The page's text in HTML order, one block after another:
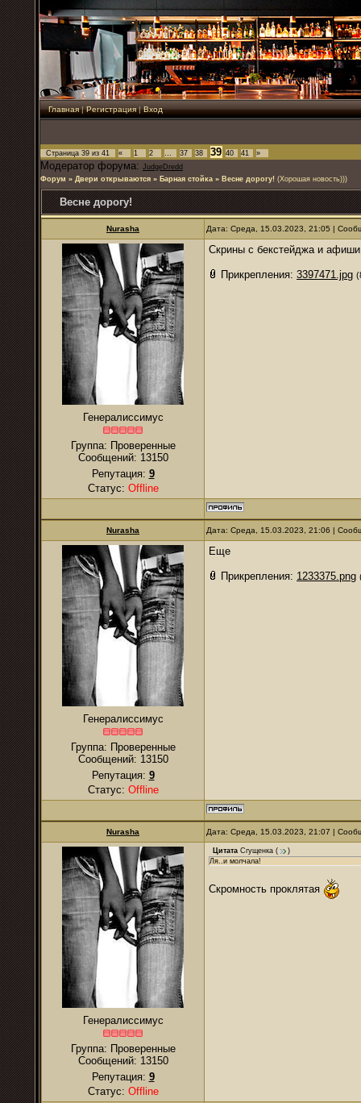
Главная|Регистрация|Вход
Страница 39 из 41 « 1 2 … 37 38 39 40 41 »
Модератор форума: JudgeDredd
Форум » Двери открываются » Барная стойка » Весне дорогу! (Хорошая новость)))
Весне дорогу!
Nurаsha Дата: Среда, 15.03.2023, 21:05 |
Генералиссимус
Группа: Проверенные
Сообщений: 13150
Репутация: 9
Статус: Offline
Скрины с бекстейджа и афиши
Прикрепления: 3397471.jpg
Nurаsha Дата: Среда, 15.03.2023, 21:06 |
Генералиссимус
Группа: Проверенные
Сообщений: 13150
Репутация: 9
Статус: Offline
Еще
Прикрепления: 1233375.png
Nurаsha Дата: Среда, 15.03.2023, 21:07 |
Генералиссимус
Группа: Проверенные
Сообщений: 13150
Репутация: 9
Статус: Offline
Цитата Сгущенка (
)
Ля..и молчала!
Скромность проклятая